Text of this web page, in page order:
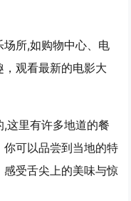
所,如购物中心、电
观看最新的电影大
这里有许多地道的餐
可以品尝到当地的特
受舌尖上的美味与惊